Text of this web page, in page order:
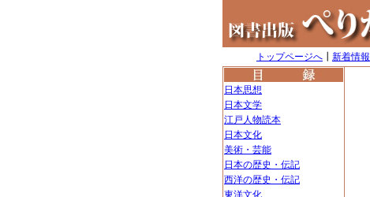
トップページへ 新着情報
日本思想
日本文学
江戸人物読本
日本文化
美術・芸能
日本の歴史・伝記
西洋の歴史・伝記
東洋文化